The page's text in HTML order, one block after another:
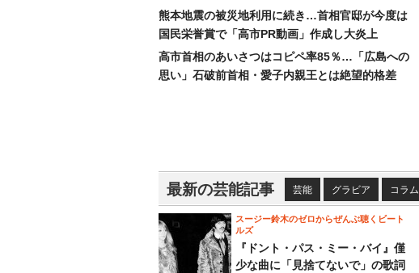
熊本地震の被災地利用に続き…首相官邸が今度は
国民栄誉賞で「高市PR動画」作成し大炎上
高市首相のあいさつはコピペ率85％…「広島への
思い」石破前首相・愛子内親王とは絶望的格差
最新の芸能記事 芸能 グラビア コラム
スージー鈴木のゼロからぜんぶ聴くビート
ルズ
『ドント・パス・ミー・バイ』僅
少な曲に「見捨てないで」の歌詞